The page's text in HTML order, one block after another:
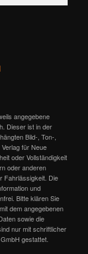
angegebene
Dieser ist in der
Bild-, Ton-,
für Neue
oder Vollständigkeit
oder anderen
Fahrlässigkeit. Die
und
Bitte klären Sie
dem angegebenen
sowie die
nur mit schriftlicher
gestattet.